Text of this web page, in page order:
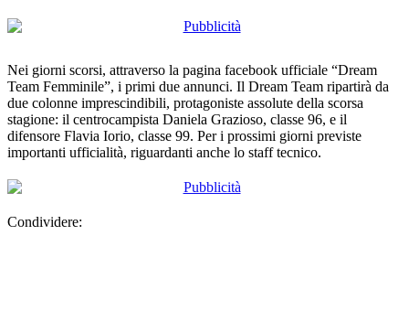
Nei giorni scorsi, attraverso la pagina facebook ufficiale “Dream
Team Femminile”, i primi due annunci. Il Dream Team ripartirà da
due colonne imprescindibili, protagoniste assolute della scorsa
stagione: il centrocampista Daniela Grazioso, classe 96, e il
difensore Flavia Iorio, classe 99. Per i prossimi giorni previste
importanti ufficialità, riguardanti anche lo staff tecnico.
Condividere: